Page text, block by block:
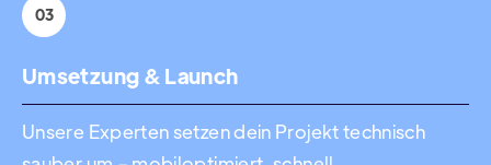
03
Umsetzung & Launch
Unsere Experten setzen dein Projekt technisch